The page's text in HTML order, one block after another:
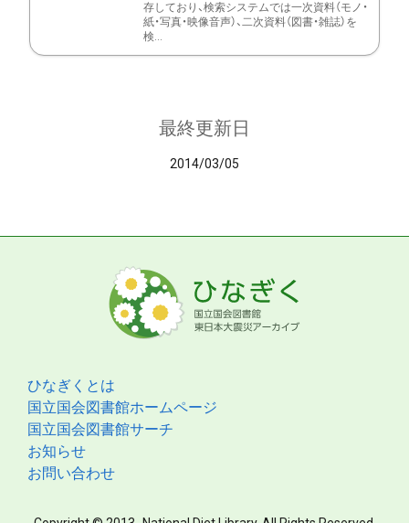
存しており、検索システムでは一次資料（モノ・
紙・写真・映像音声）、二次資料（図書・雑誌）を
検...
最終更新日
2014/03/05
ひなぎくとは
国立国会図書館ホームページ
国立国会図書館サーチ
お知らせ
お問い合わせ